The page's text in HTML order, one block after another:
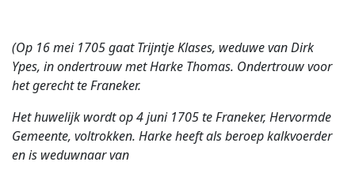
(Op 16 mei 1705 gaat Trijntje Klases, weduwe van Dirk
Ypes, in ondertrouw met Harke Thomas. Ondertrouw voor
het gerecht te Franeker.
Het huwelijk wordt op 4 juni 1705 te Franeker, Hervormde
Gemeente, voltrokken. Harke heeft als beroep kalkvoerder
en is weduwnaar van